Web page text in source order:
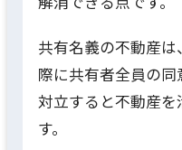
共有名義の不動産
際に共有者全員の
対立すると不動産
す。